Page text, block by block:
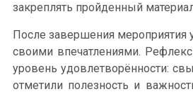
закреплять пройденный
После завершения мероприятия
своими впечатлениями.
уровень удовлетворённости:
отметили полезность и